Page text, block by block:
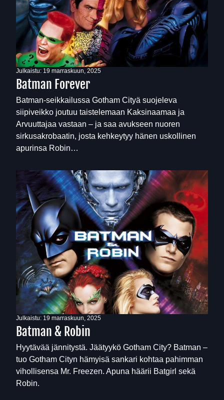
Julkaistu: 19 marraskuun, 2025
Batman Forever
Batman-seikkailussa Gotham Cityä suojeleva
siipiveikko joutuu taistelemaan Kaksinaamaa ja
Arvuuttajaa vastaan – ja saa avukseen nuoren
sirkusakrobaatin, josta kehkeytyy hänen uskollinen
apurinsa Robin…
Julkaistu: 19 marraskuun, 2025
Batman & Robin
Hyytävää jännitystä. Jäätyykö Gotham City? Batman –
tuo Gotham Cityn hämyisä sankari kohtaa pahimman
vihollisensa Mr. Freezen. Apuna häärii Batgirl sekä
Robin.